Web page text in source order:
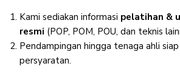
Kami sediakan informasi pelatihan &
resmi (POP, POM, POU, dan teknis
Pendampingan hingga tenaga ahli
persyaratan.